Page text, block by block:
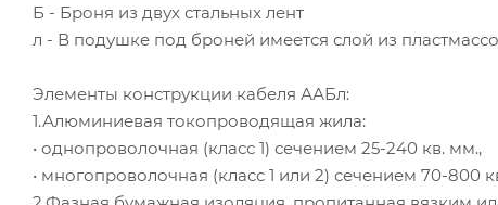
Б - Броня из двух стальных лент
л - В подушке под броней имеется слой из
Элементы конструкции кабеля ААБл:
1.Алюминиевая токопроводящая жила:
• однопроволочная (класс 1) сечением 25-240 кв. мм.,
• многопроволочная (класс 1 или 2) сечением 70-800